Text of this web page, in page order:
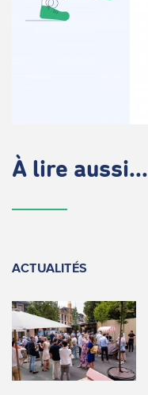
À lire aussi...
ACTUALITÉS